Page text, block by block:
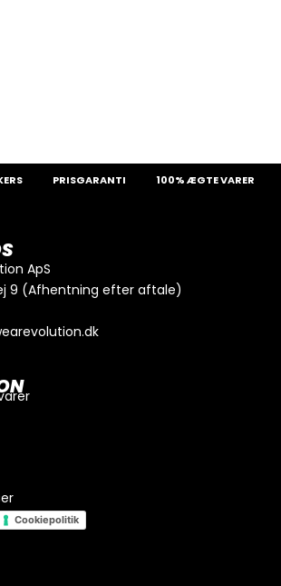
PRISGARANTI 100% ÆGTE VARER
ApS
9 (Afhentning efter aftale)
Cookiepolitik